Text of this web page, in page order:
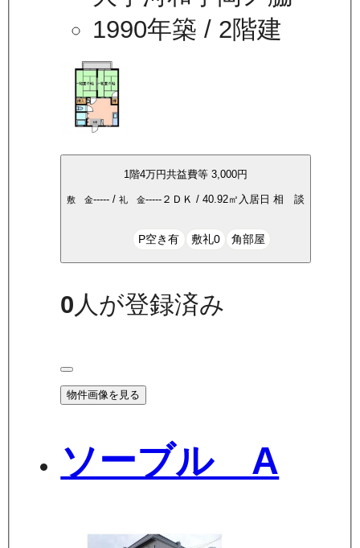
1990年築 / 2階建
1階4万円共益費等3,000円
敷 金----- /礼 金----- ２ＤＫ /40.92㎡ 入居日相 談
P空き有 敷礼0 角部屋
0人が登録済み
物件画像を見る
ソーブル A